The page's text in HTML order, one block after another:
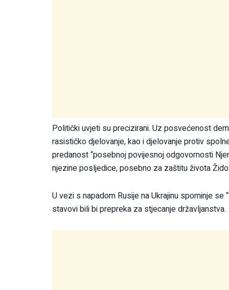
Politički uvjeti su precizirani. Uz posvećenost
rasističko djelovanje, kao i djelovanje protiv
predanost “posebnoj povijesnoj odgovornosti
njezine posljedice, posebno za zaštitu života
U vezi s napadom Rusije na Ukrajinu spominje
stavovi bili bi prepreka za stjecanje državljanstva.